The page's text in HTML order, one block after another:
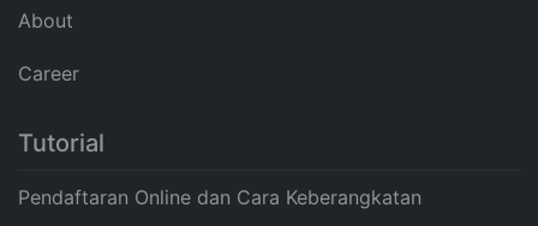
About
Career
Tutorial
Pendaftaran Online dan Cara Keberangkatan